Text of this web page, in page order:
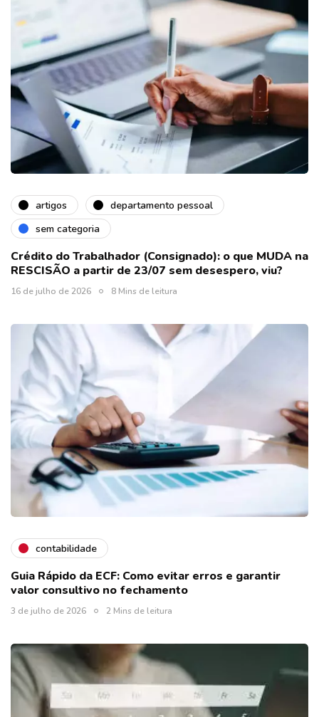
artigos
departamento pessoal
sem categoria
Crédito do Trabalhador (Consignado): o que MUDA na
RESCISÃO a partir de 23/07 sem desespero, viu?
16 de julho de 2026 8 Mins de leitura
contabilidade
Guia Rápido da ECF: Como evitar erros e garantir
valor consultivo no fechamento
3 de julho de 2026 2 Mins de leitura